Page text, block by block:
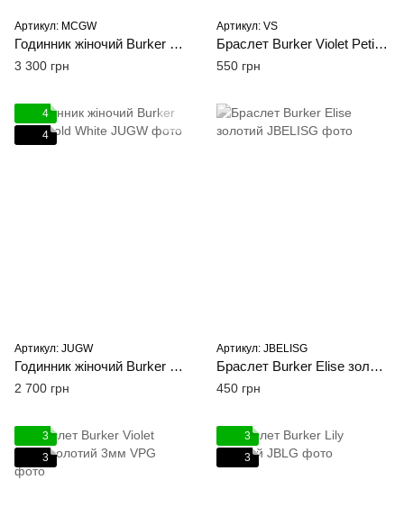
Артикул: MCGW
Годинник жіночий Burker Macy Gold White
3 300 грн
Артикул: VS
Браслет Burker Violet Petite срібний 4мм
550 грн
4
4
Артикул: JUGW
Годинник жіночий Burker Julia Gold White
2 700 грн
Артикул: JBELISG
Браслет Burker Elise золотий
450 грн
3
3
3
3